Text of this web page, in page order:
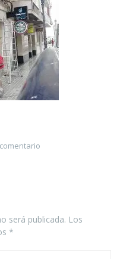
será publicada. Los
*